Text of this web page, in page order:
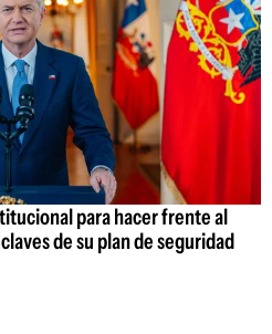
para hacer frente al
de su plan de seguridad